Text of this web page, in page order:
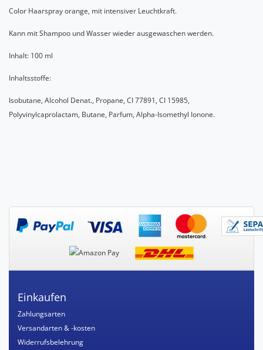
Color Haarspray orange, mit intensiver Leuchtkraft.
Kann mit Shampoo und Wasser wieder ausgewaschen werden.
Inhalt: 100 ml
Inhaltsstoffe:
Isobutane, Alcohol Denat., Propane, CI 77891, CI 15985,
Polyvinylcaprolactam, Butane, Parfum, Alpha-Isomethyl Ionone.
Einkaufen
Zahlungsarten
Versandarten & -kosten
Widerrufsbelehrung